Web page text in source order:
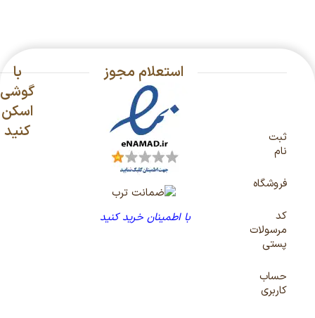
ثبت
نام
فروشگاه
کد
مرسولات
پستی
حساب
کاربری
استعلام مجوز
با اطمینان خرید کنید
با
گوشی
اسکن
کنید